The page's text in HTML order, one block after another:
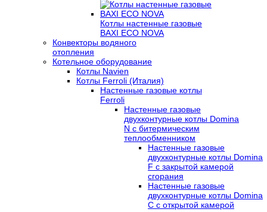
Котлы настенные газовые
BAXI ECO NOVA
Конвекторы водяного
отопления
Котельное оборудование
Котлы Navien
Котлы Ferroli (Италия)
Настенные газовые котлы
Ferroli
Настенные газовые
двухконтурные котлы Domina
N с битермическим
теплообменником
Настенные газовые
двухконтурные котлы Domina
F с закрытой камерой
сгорания
Настенные газовые
двухконтурные котлы Domina
C с открытой камерой